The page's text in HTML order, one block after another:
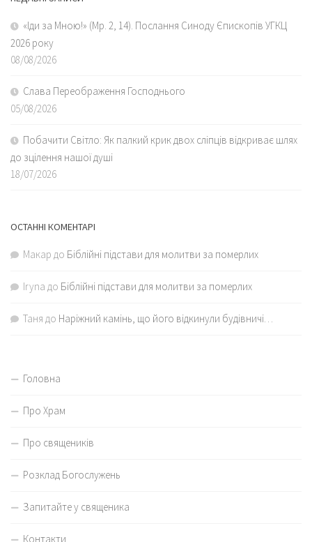
«Іди за Мною!» (Мр. 2, 14). Послання Синоду Єпископів УГКЦ
2026 року
08/08/2026
Слава Переображення Господнього
05/08/2026
Побачити Світло: Як палкий крик двох сліпців відкриває шлях
до зцілення нашої душі
18/07/2026
ОСТАННІ КОМЕНТАРІ
Макар до Біблійні підстави для молитви за померлих
Iryna до Біблійні підстави для молитви за померлих
Таня до Наріжний камінь, що його відкинули будівничі…
Головна
Про Храм
Про священиків
Розклад Богослужень
Запитайте у священика
Контакти